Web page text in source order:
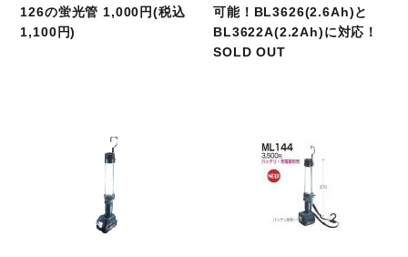
126の蛍光管 1,000円(税込
1,100円)
可能！BL3626(2.6Ah)と
BL3622A(2.2Ah)に対応！
SOLD OUT